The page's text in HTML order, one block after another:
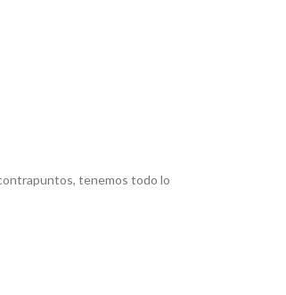
tenemos todo lo